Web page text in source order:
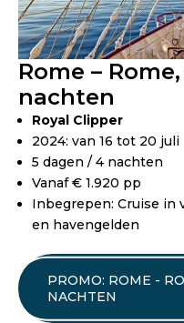
Rome –
nachten
Royal Clipper
2024: van 16 tot 20 juli
5 dagen / 4 nachten
Vanaf € 1.920 pp
Inbegrepen: Cruise in
en havengelden
PROMO: ROME -
NACHTEN